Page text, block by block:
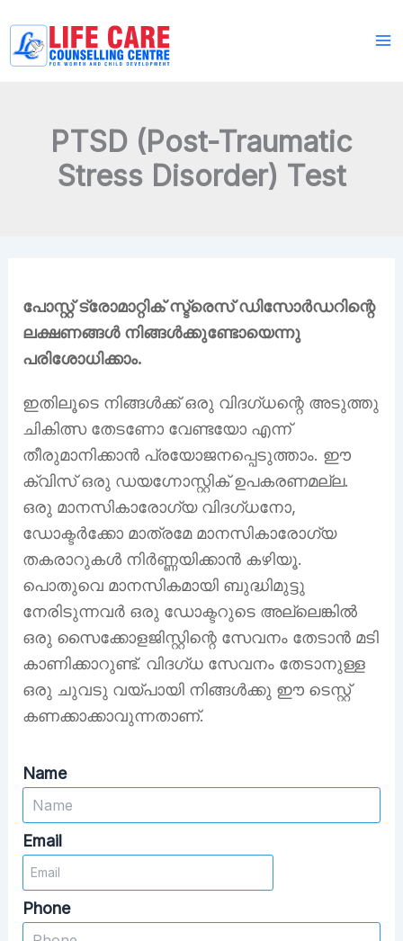
content
PTSD (Post-Traumatic
Stress Disorder) Test
പോസ്റ്റ് ട്രോമാറ്റിക് സ്ട്രെസ് ഡിസോർഡറിന്റെ
ലക്ഷണങ്ങൾ നിങ്ങൾക്കുണ്ടോയെന്നു
പരിശോധിക്കാം.
ഇതിലൂടെ നിങ്ങൾക്ക് ഒരു വിദഗ്ധന്റെ അടുത്തു
ചികിത്സ തേടണോ വേണ്ടയോ എന്ന്
തീരുമാനിക്കാൻ പ്രയോജനപ്പെടുത്താം. ഈ
ക്വിസ് ഒരു ഡയഗ്നോസ്റ്റിക് ഉപകരണമല്ല.
ഒരു മാനസികാരോഗ്യ വിദഗ്ധനോ,
ഡോക്ടർക്കോ മാത്രമേ മാനസികാരോഗ്യ
തകരാറുകൾ നിർണ്ണയിക്കാൻ കഴിയൂ.
പൊതുവെ മാനസികമായി ബുദ്ധിമുട്ടു
നേരിടുന്നവർ ഒരു ഡോക്ടറുടെ അല്ലെങ്കിൽ
ഒരു സൈക്കോളജിസ്റ്റിന്റെ സേവനം തേടാൻ മടി
കാണിക്കാറുണ്ട്. വിദഗ്ധ സേവനം തേടാനുള്ള
ഒരു ചുവടു വയ്പായി നിങ്ങൾക്കു ഈ ടെസ്റ്റ്
കണക്കാക്കാവുന്നതാണ്.
Name
Email
Phone